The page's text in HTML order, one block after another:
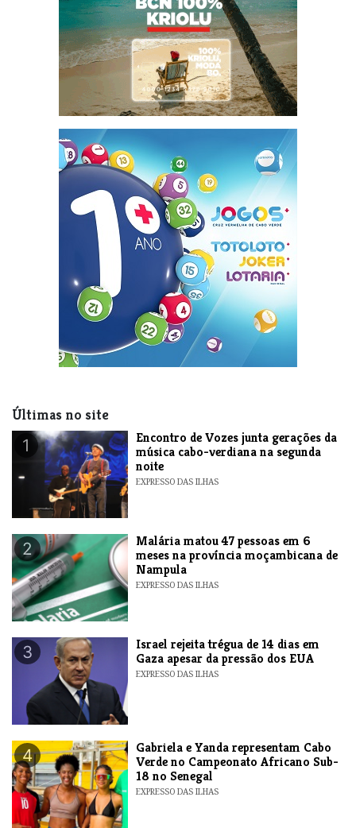
Últimas no site
1
Encontro de Vozes junta gerações da
música cabo-verdiana na segunda
noite
EXPRESSO DAS ILHAS
2
​Malária matou 47 pessoas em 6
meses na província moçambicana de
Nampula
EXPRESSO DAS ILHAS
3
​Israel rejeita trégua de 14 dias em
Gaza apesar da pressão dos EUA
EXPRESSO DAS ILHAS
4
Gabriela e Yanda representam Cabo
Verde no Campeonato Africano Sub-
18 no Senegal
EXPRESSO DAS ILHAS